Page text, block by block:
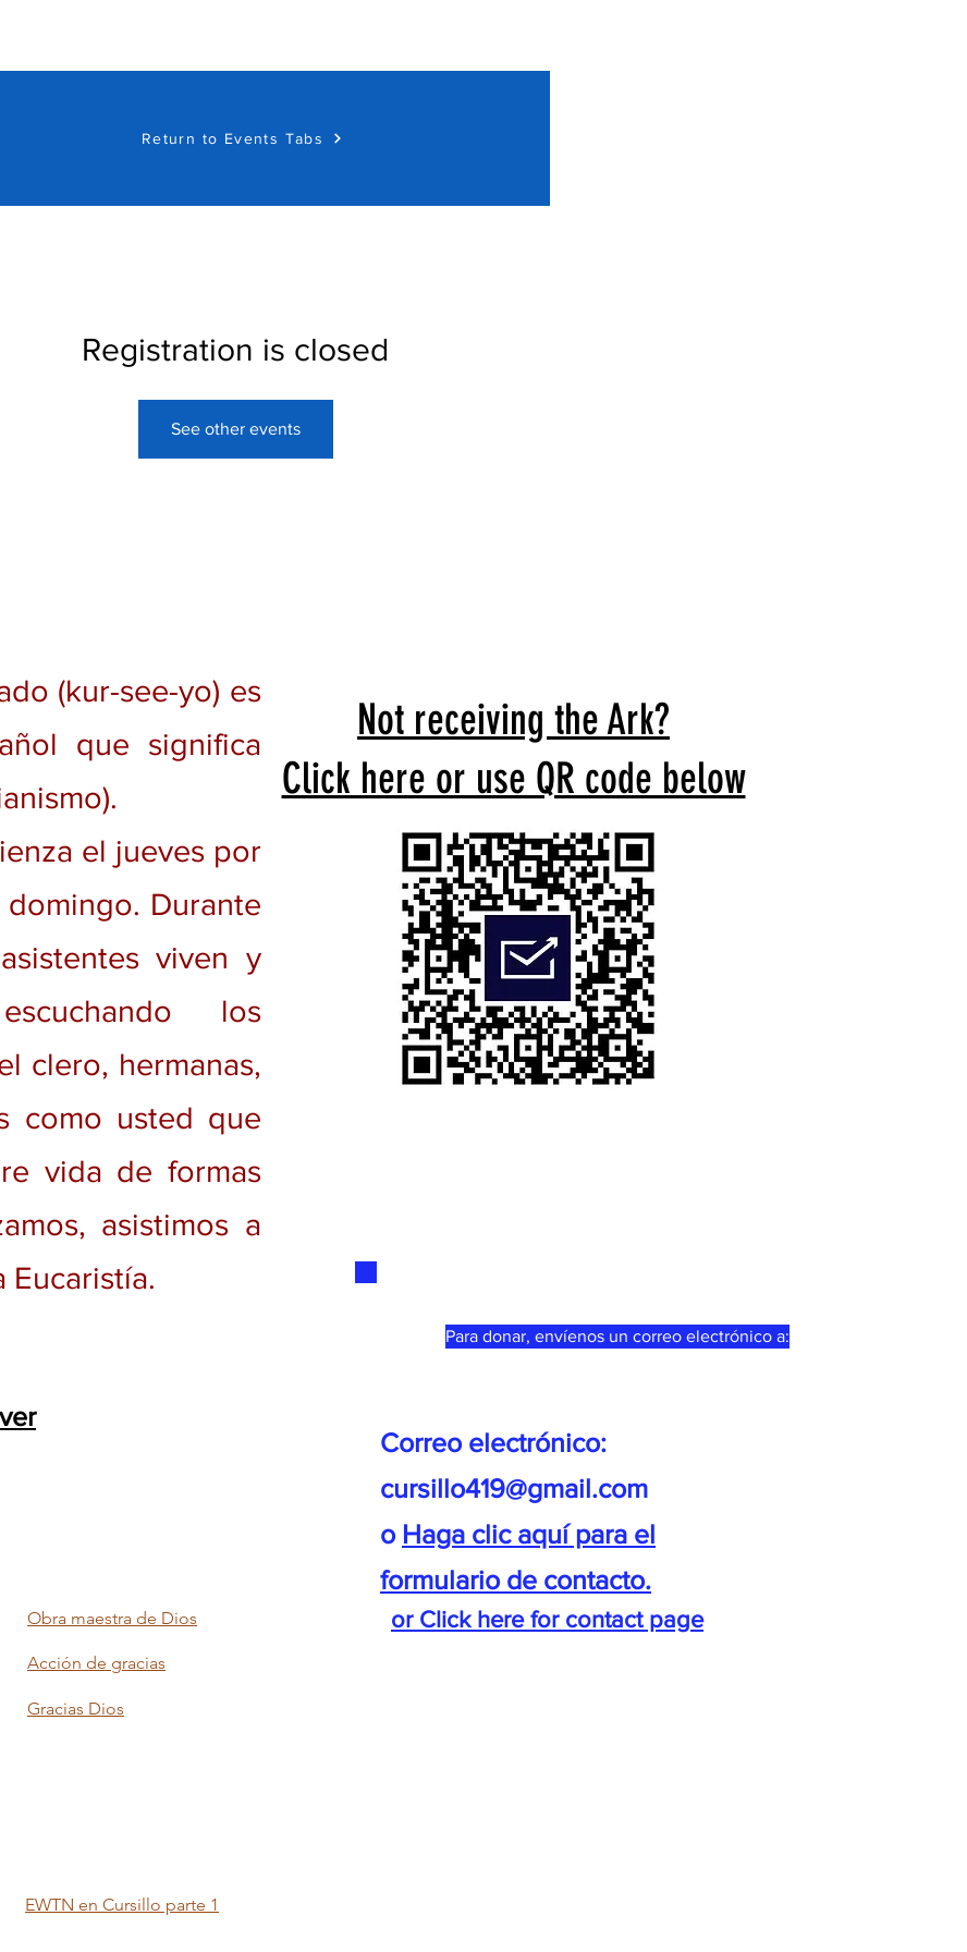
Return to Events Tabs
Registration is closed
See other events
(kur-see-yo) es
que significa
el jueves por
Durante
viven y
los
clero, hermanas,
como usted que
vida de formas
asistimos a
Eucaristía.
Obra maestra de Dios
Acción de gracias
Gracias Dios
Para donar, envíenos un correo electrónico a:
Correo electrónico:
cursillo419@gmail.com
o Haga clic aquí para el
formulario de contacto.
or Click here for contact page
Not receiving the Ark?
Click here or use QR code below
EWTN en Cursillo parte 1